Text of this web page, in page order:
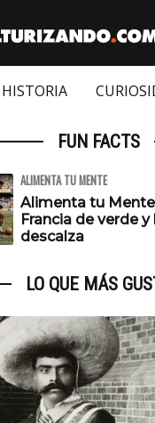
HISTORIA
FUN FACTS
ALIMENTA TU MENTE
Alimenta tu
Francia de verde
descalza
LO QUE MÁS